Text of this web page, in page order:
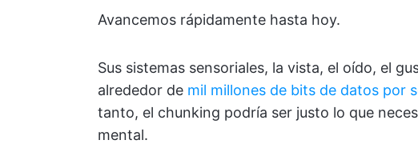
Avancemos rápidamente hasta hoy.
Sus sistemas sensoriales, la vista, el oído, el
alrededor de mil millones de bits de datos por
tanto, el chunking podría ser justo lo que
mental.